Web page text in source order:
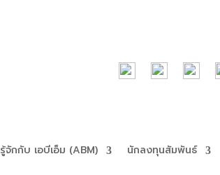
รู้จักกับ เอบีเอ็ม (ABM) นักลงทุนสัมพันธ์